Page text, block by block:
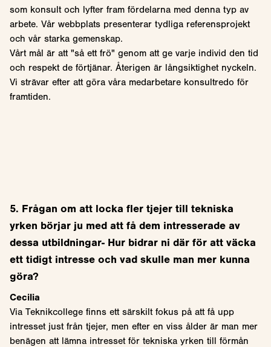
som konsult och lyfter fram fördelarna med denna typ av
arbete. Vår webbplats presenterar tydliga referensprojekt
och vår starka gemenskap.
Vårt mål är att "så ett frö" genom att ge varje individ den tid
och respekt de förtjänar. Återigen är långsiktighet nyckeln.
Vi strävar efter att göra våra medarbetare konsultredo för
framtiden.
5. Frågan om att locka fler tjejer till tekniska
yrken börjar ju med att få dem intresserade av
dessa utbildningar- Hur bidrar ni där för att väcka
ett tidigt intresse och vad skulle man mer kunna
göra?
Cecilia
Via Teknikcollege finns ett särskilt fokus på att få upp
intresset just från tjejer, men efter en viss ålder är man mer
benägen att lämna intresset för tekniska yrken till förmån